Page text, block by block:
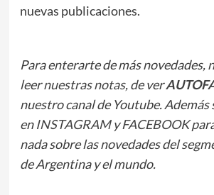
nuevas publicaciones.
Para enterarte de más novedades,
leernuestras notas, de ver
nuestro canal de Youtube. Además
enINSTAGRAMyFACEBOOK
nada sobre las novedades del
de Argentina y el mundo.